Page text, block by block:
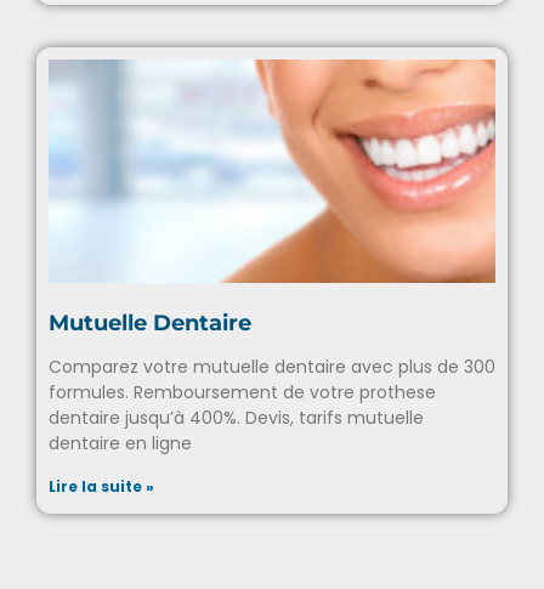
Mutuelle Dentaire
Comparez votre mutuelle dentaire avec plus de 300
formules. Remboursement de votre prothese
dentaire jusqu’à 400%. Devis, tarifs mutuelle
dentaire en ligne